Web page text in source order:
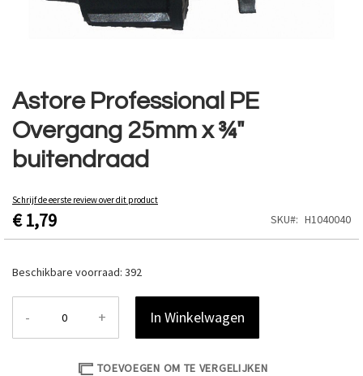
Astore Professional PE
Overgang 25mm x ¾"
buitendraad
Schrijf de eerste review over dit product
€ 1,79 SKU H1040040
Beschikbare voorraad: 392
- + In Winkelwagen
TOEVOEGEN OM TE VERGELIJKEN
naar
het
begin
van
de